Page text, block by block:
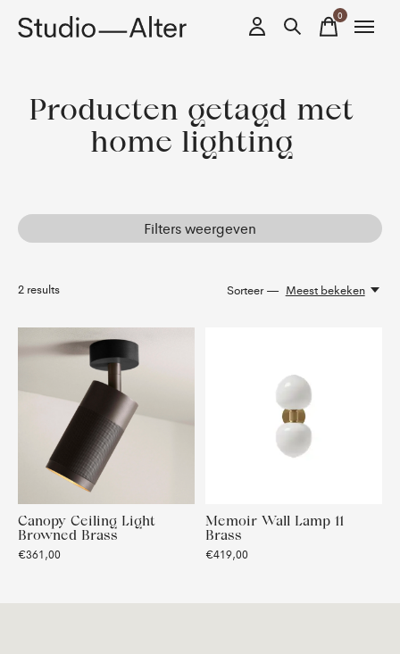
0items
Producten getagd met
home lighting
Filters weergeven
2 results Sorteer — Meest bekeken
Canopy Ceiling Light
Browned Brass
€361,00
Memoir Wall Lamp 11
Brass
€419,00